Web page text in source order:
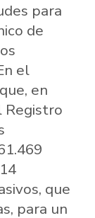
para
de
el
en
Registro
que
para un